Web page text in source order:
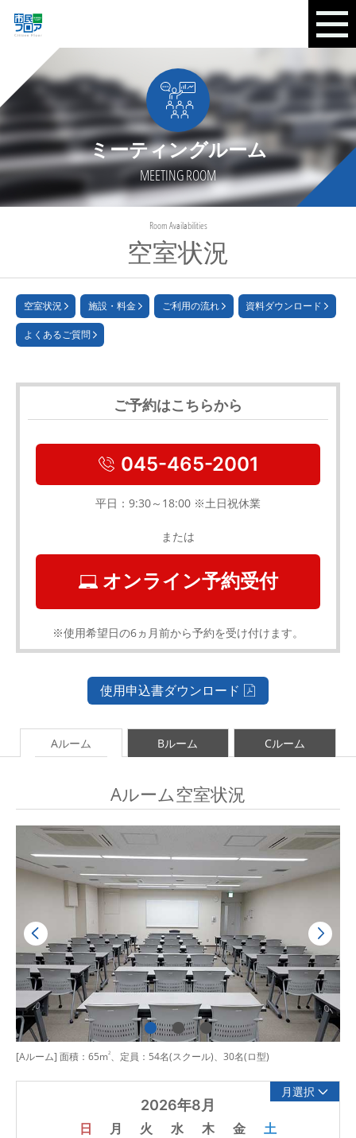
ミーティングルーム
MEETING ROOM
空室状況
Room Availabilities
空室状況 施設・料金 ご利用の流れ 資料ダウンロード
よくあるご質問
ご予約はこちらから
045-465-2001
平日：9:30～18:00 ※土日祝休業
または
オンライン予約受付
※使用希望日の6ヵ月前から予約を受け付けます。
使用申込書ダウンロード
Aルーム Bルーム Cルーム
Aルーム空室状況
[Aルーム] 面積：65m2、定員：54名(スクール)、30名(ロ型)
月選択
2026年8月
日 月 火 水 木 金 土